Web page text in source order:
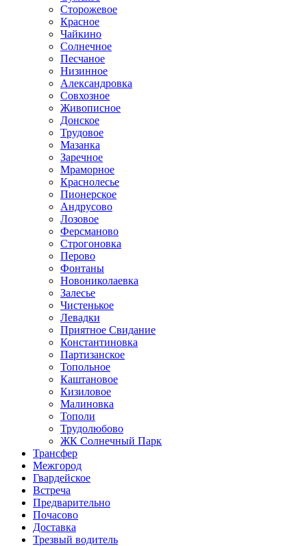
Сторожевое
Красное
Чайкино
Солнечное
Песчаное
Низинное
Александровка
Совхозное
Живописное
Донское
Трудовое
Мазанка
Заречное
Мраморное
Краснолесье
Пионерское
Андрусово
Лозовое
Ферсманово
Строгоновка
Перово
Фонтаны
Новониколаевка
Залесье
Чистенькое
Левадки
Приятное Свидание
Константиновка
Партизанское
Топольное
Каштановое
Кизиловое
Малиновка
Тополи
Трудолюбово
ЖК Солнечный Парк
Трансфер
Межгород
Гвардейское
Встреча
Предварительно
Почасово
Доставка
Трезвый водитель